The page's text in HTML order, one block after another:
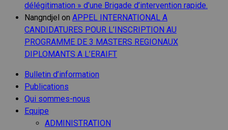
délégitimation » d’une Brigade d’intervention rapide.
Nangndjel on APPEL INTERNATIONAL A
CANDIDATURES POUR L’INSCRIPTION AU
PROGRAMME DE 3 MASTERS REGIONAUX
DIPLOMANTS A L’ERAIFT
Bulletin d’information
Publications
Qui sommes-nous
Equipe
ADMINISTRATION